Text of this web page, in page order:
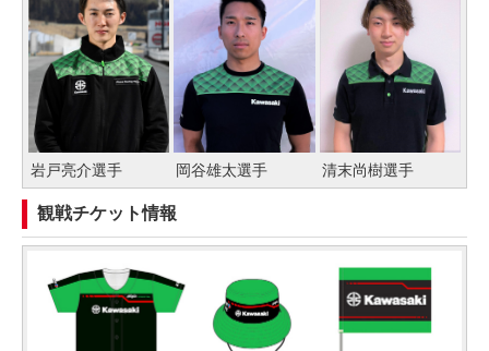
岩戸亮介選手 岡谷雄太選手 清末尚樹選手
観戦チケット情報